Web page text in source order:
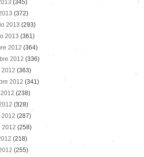
(345)
(372)
2013 (293)
2013 (361)
2012 (364)
2012 (336)
2012 (363)
2012 (341)
(238)
(328)
2012 (287)
2012 (258)
(218)
(255)